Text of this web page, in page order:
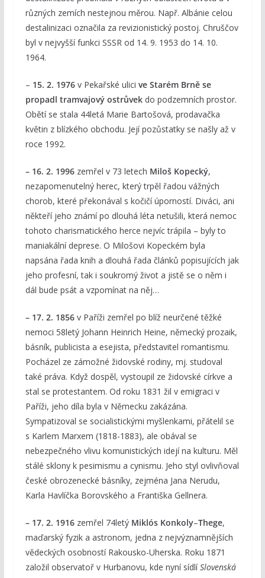
různých zemích nestejnou měrou. Např. Albánie celou
destalinizaci označila za revizionistický postoj. Chruščov
byl v nejvyšší funkci SSSR od 14. 9. 1953 do 14. 10.
1964.
– 15. 2. 1976v Pekařské ulici ve Starém Brně se
propadl tramvajový ostrůvek do podzemních prostor.
Obětí se stala 44letá Marie Bartošová, prodavačka
květin z blízkého obchodu. Její pozůstatky se našly až v
roce 1992.
– 16. 2. 1996zemřel v 73 letech Miloš Kopecký,
nezapomenutelný herec, který trpěl řadou vážných
chorob, které překonával s kočičí úporností. Diváci, ani
někteří jeho známí po dlouhá léta netušili, která nemoc
tohoto charismatického herce nejvíc trápila – byly to
maniakální deprese. O Milošovi Kopeckém byla
napsána řada knih a dlouhá řada článků popisujících jak
jeho profesní, tak i soukromý život a jistě se o něm i
dál bude psát a vzpomínat na něj…
– 17. 2. 1856v Paříži zemřel po blíž neurčené těžké
nemoci 58letý Johann Heinrich Heine, německý prozaik,
básník, publicista a esejista, představitel romantismu.
Pocházel ze zámožné židovské rodiny, mj. studoval
také práva. Když dospěl, vystoupil ze židovské církve a
stal se protestantem. Od roku 1831 žil v emigraci v
Paříži, jeho díla byla v Německu zakázána.
Sympatizoval se socialistickými myšlenkami, přátelil se
s Karlem Marxem (1818-1883), ale obával se
nebezpečného vlivu komunistických idejí na kulturu. Měl
stálé sklony k pesimismu a cynismu. Jeho styl ovlivňoval
české obrozenecké básníky, zejména Jana Nerudu,
Karla Havlíčka Borovského a Františka Gellnera.
– 17. 2. 1916zemřel 74letý Miklós Konkoly–Thege,
maďarský fyzik a astronom, jedna z nejvýznamnějších
vědeckých osobností Rakousko-Uherska. Roku 1871
založil observatoř v Hurbanovu, kde nyní sídlíSlovenská